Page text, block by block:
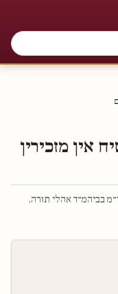
אין מזכירין
בביהמ״ד אהלי תורה,